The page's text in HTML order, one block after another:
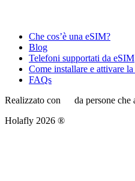
Che cos’è una eSIM?
Blog
Telefoni supportati da eSIM
Come installare e attivare
FAQs
Realizzato con
da persone che
Holafly 2026 ®